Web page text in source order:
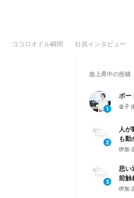
ココロオドル瞬間 社員インタビュー
急上昇中の投稿
1
ボー
金子
2
人が
も動
伊加
3
思い
前触
伊加